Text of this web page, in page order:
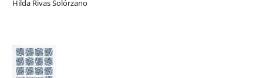
Hilda Rivas Solórzano